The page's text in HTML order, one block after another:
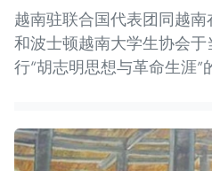
越南驻联合国代表团同越
和波士顿越南大学生协会于
行“胡志明思想与革命生涯”